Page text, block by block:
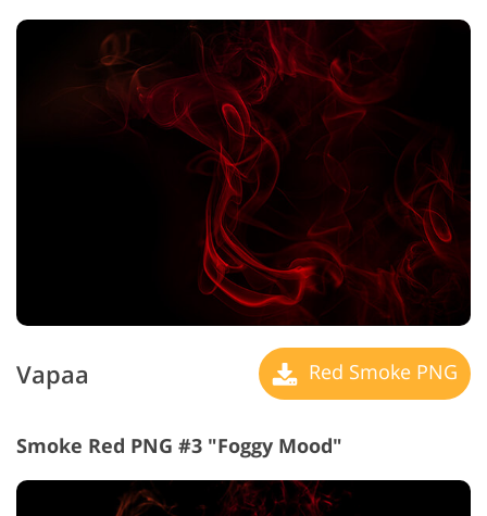
Vapaa Red Smoke PNG
Smoke Red PNG #3 "Foggy Mood"